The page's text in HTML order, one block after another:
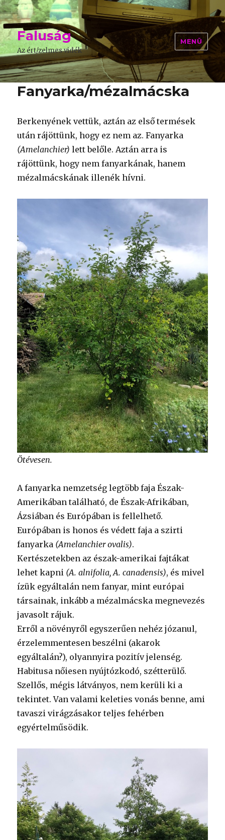
Faluság
Az ért/zelmes vidék
MENÜ
Fanyarka/mézalmácska
Berkenyének vettük, aztán az első termések
után rájöttünk, hogy ez nem az. Fanyarka
(Amelanchier) lett belőle. Aztán arra is
rájöttünk, hogy nem fanyarkának, hanem
mézalmácskának illenék hívni.
Ötévesen.
A fanyarka nemzetség legtöbb faja Észak-
Amerikában található, de Észak-Afrikában,
Ázsiában és Európában is fellelhető.
Európában is honos és védett faja a szirti
fanyarka (Amelanchier ovalis).
Kertészetekben az észak-amerikai fajtákat
lehet kapni (A. alnifolia, A. canadensis), és mivel
ízük egyáltalán nem fanyar, mint európai
társainak, inkább a mézalmácska megnevezés
javasolt rájuk.
Erről a növényről egyszerűen nehéz józanul,
érzelemmentesen beszélni (akarok
egyáltalán?), olyannyira pozitív jelenség.
Habitusa nőiesen nyújtózkodó, szétterülő.
Szellős, mégis látványos, nem kerüli ki a
tekintet. Van valami keleties vonás benne, ami
tavaszi virágzásakor teljes fehérben
egyértelműsödik.